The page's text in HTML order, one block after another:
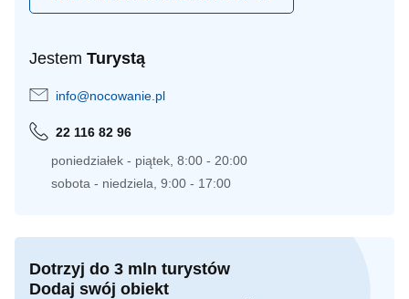
Jestem Turystą
info@nocowanie.pl
22 116 82 96
poniedziałek - piątek, 8:00 - 20:00
sobota - niedziela, 9:00 - 17:00
Dotrzyj do 3 mln turystów
Dodaj swój obiekt